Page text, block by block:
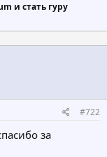
и стать гуру
#722
за